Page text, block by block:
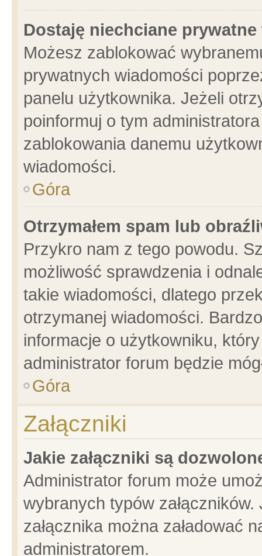
Dostaję niechciane
Możesz zablokować
prywatnych wiadomości
panelu użytkownika. Jeżeli
poinformuj o tym
zablokowania danemu
wiadomości.
Góra
Otrzymałem spam lub
Przykro nam z tego powodu.
możliwość sprawdzenia i
takie wiadomości, dlatego
otrzymanej wiadomości.
informacje o użytkowniku,
administrator forum będzie
Góra
Załączniki
Jakie załączniki są
Administrator forum może
wybranych typów
załącznika można załadować
administratorem.